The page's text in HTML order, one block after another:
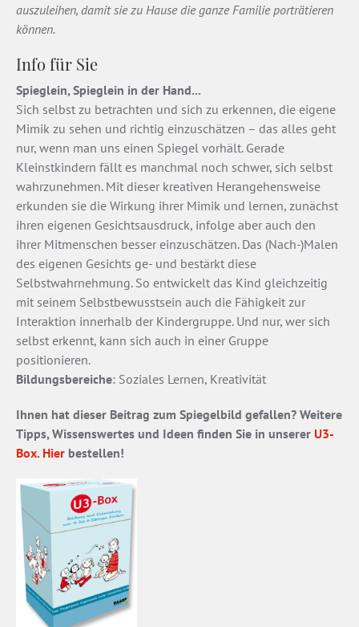
auszuleihen, damit sie zu Hause die ganze Familie porträtieren
können.
Info für Sie
Spieglein, Spieglein in der Hand...
Sich selbst zu betrachten und sich zu erkennen, die eigene
Mimik zu sehen und richtig einzuschätzen – das alles geht
nur, wenn man uns einen Spiegel vorhält. Gerade
Kleinstkindern fällt es manchmal noch schwer, sich selbst
wahrzunehmen. Mit dieser kreativen Herangehensweise
erkunden sie die Wirkung ihrer Mimik und lernen, zunächst
ihren eigenen Gesichtsausdruck, infolge aber auch den
ihrer Mitmenschen besser einzuschätzen. Das (Nach-)Malen
des eigenen Gesichts ge- und bestärkt diese
Selbstwahrnehmung. So entwickelt das Kind gleichzeitig
mit seinem Selbstbewusstsein auch die Fähigkeit zur
Interaktion innerhalb der Kindergruppe. Und nur, wer sich
selbst erkennt, kann sich auch in einer Gruppe
positionieren.
Bildungsbereiche: Soziales Lernen, Kreativität
Ihnen hat dieser Beitrag zum Spiegelbild gefallen? Weitere
Tipps, Wissenswertes und Ideen finden Sie in unserer U3-
Box. Hier bestellen!